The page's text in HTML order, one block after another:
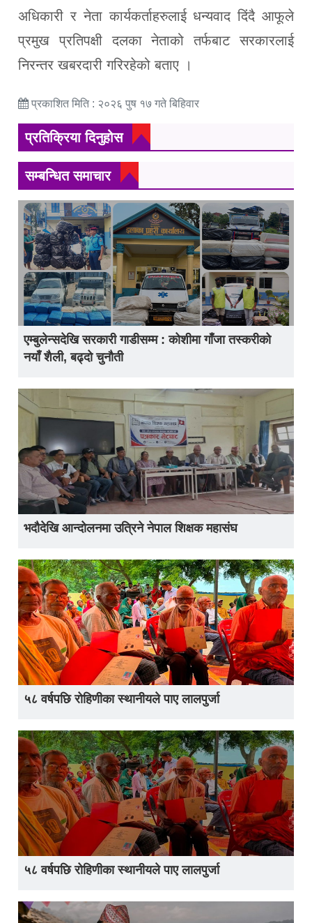
अधिकारी र नेता कार्यकर्ताहरुलाई धन्यवाद दिंदै आफूले
प्रमुख प्रतिपक्षी दलका नेताको तर्फबाट सरकारलाई
निरन्तर खबरदारी गरिरहेको बताए ।
प्रकाशित मिति : २०२६ पुष १७ गते बिहिवार
प्रतिक्रिया दिनुहोस
सम्बन्धित समाचार
एम्बुलेन्सदेखि सरकारी गाडीसम्म : कोशीमा गाँजा तस्करीको
नयाँ शैली, बढ्दो चुनौती
भदौदेखि आन्दोलनमा उत्रिने नेपाल शिक्षक महासंघ
५८ वर्षपछि रोहिणीका स्थानीयले पाए लालपुर्जा
५८ वर्षपछि रोहिणीका स्थानीयले पाए लालपुर्जा